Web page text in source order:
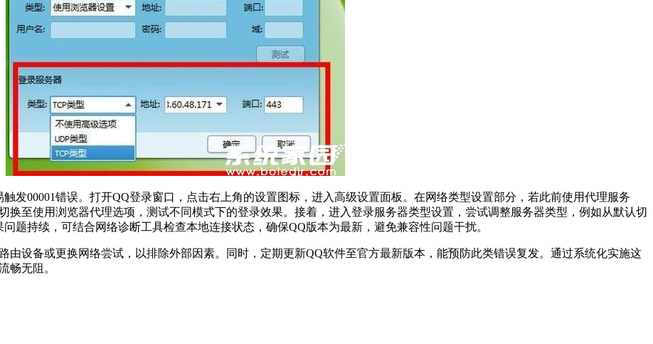
发00001错误。打开QQ登录窗口，点击右上角的设置图标，进入高级设置面板。在网络类型设置部分，若此前使用代理服务
换至使用浏览器代理选项，测试不同模式下的登录效果。接着，进入登录服务器类型设置，尝试调整服务器类型，例如从默认切
题持续，可结合网络诊断工具检查本地连接状态，确保QQ版本为最新，避免兼容性问题干扰。
由设备或更换网络尝试，以排除外部因素。同时，定期更新QQ软件至官方最新版本，能预防此类错误复发。通过系统化实施这
畅无阻。